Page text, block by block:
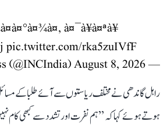
à¤¯à¥à¤ªà¥
pic.twitter.com/rka5zuIVfF
— Congress (@INCIndia)
August 8, 2026
راہل گاندھی نے مختلف ریاستوں سے آئے طلبا کے
ہوتے ہوئے کہا کہ ’’ہم نفرت اور تشدد سے کبھی کام